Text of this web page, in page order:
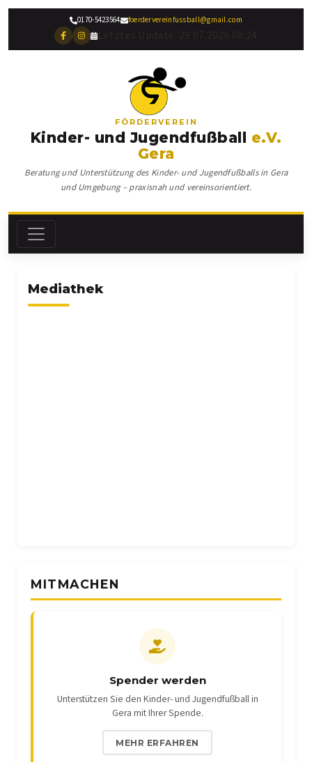
0170-5423564 foerdervereinfussball@gmail.com
FÖRDERVEREIN
Kinder- und Jugendfußball e.V.
Gera
Beratung und Unterstützung des Kinder- und Jugendfußballs in Gera
und Umgebung – praxisnah und vereinsorientiert.
Mediathek
MITMACHEN
Spender werden
Unterstützen Sie den Kinder- und Jugendfußball in
Gera mit Ihrer Spende.
MEHR ERFAHREN